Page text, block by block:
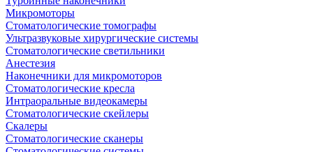
Микромоторы
Стоматологические томографы
Ультразвуковые хирургические системы
Стоматологические светильники
Анестезия
Наконечники для микромоторов
Стоматологические кресла
Интраоральные видеокамеры
Стоматологические скейлеры
Скалеры
Стоматологические сканеры